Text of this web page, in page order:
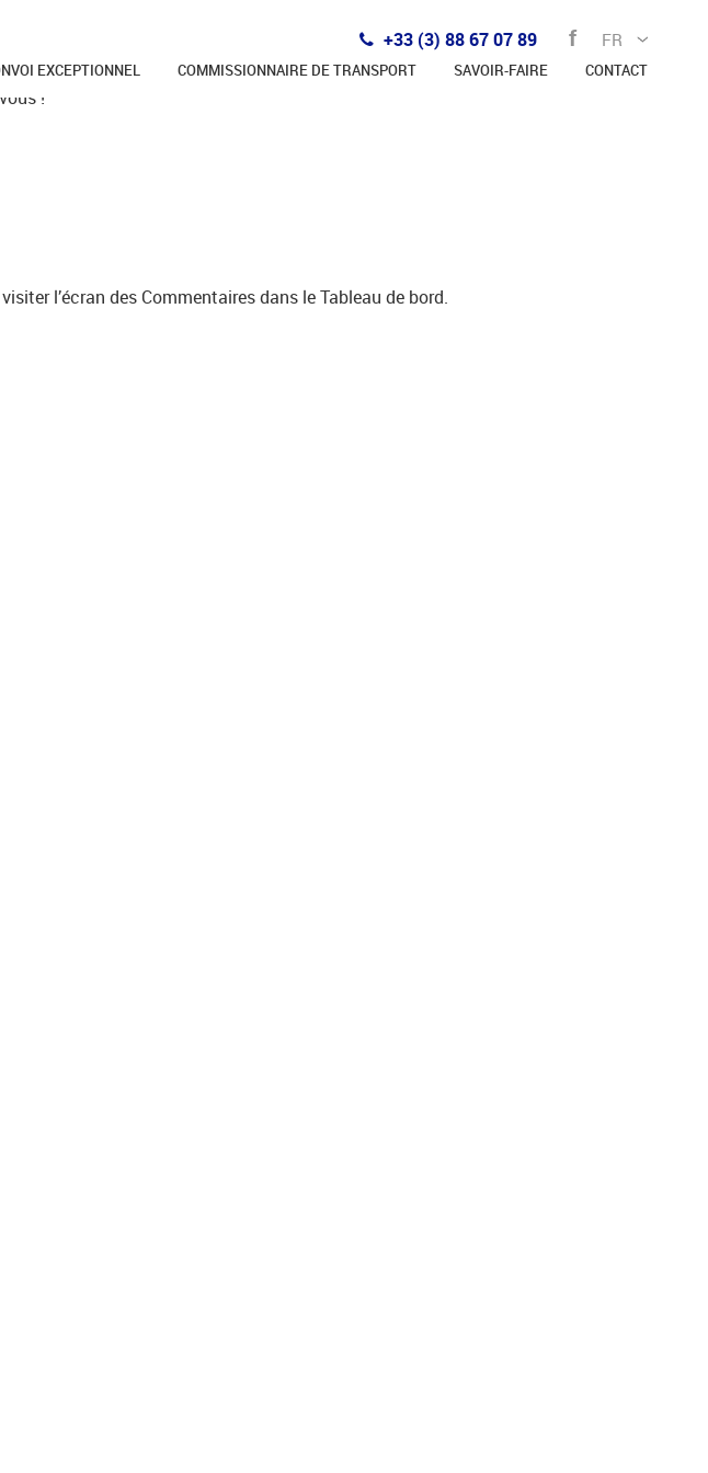
+33 (3) 88 67 07 89 f
EXCEPTIONNEL COMMISSIONNAIRE DE TRANSPORT SAVOIR-FAIRE CONTACT
!
l’écran des Commentaires dans le Tableau de bord.